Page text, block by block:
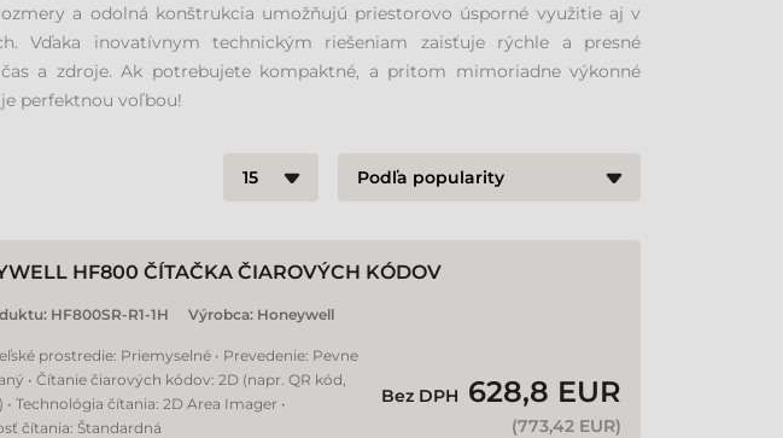
a odolná konštrukcia umožňujú priestorovo úsporné využitie aj v
Vďaka inovatívnym technickým riešeniam zaisťuje rýchle a presné
a zdroje. Ak potrebujete kompaktné, a pritom mimoriadne výkonné
perfektnou voľbou!
HF800 ČÍTAČKA ČIAROVÝCH KÓDOV
HF800SR-R1-1H Výrobca: Honeywell
prostredie: Priemyselné • Prevedenie: Pevne
• Čítanie čiarových kódov: 2D (napr. QR kód,
• Technológia čítania: 2D Area Imager •
čítania: Štandardná
Bez DPH 628,8 EUR
(773,42 EUR)